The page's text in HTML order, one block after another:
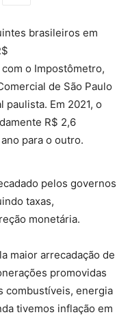
brasileiros em
o Impostômetro,
de São Paulo
paulista. Em 2021, o
R$ 2,6
para o outro.
pelos governos
taxas,
monetária.
maior arrecadação de
promovidas
combustíveis, energia
tivemos inflação em